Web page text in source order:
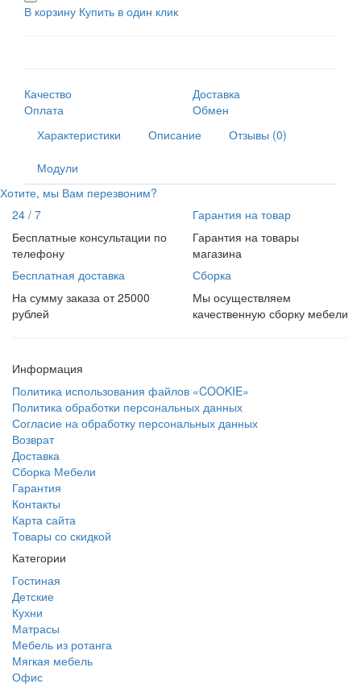
В корзину Купить в один клик
Качество
Доставка
Оплата
Обмен
Характеристики
Описание Отзывы (0)
Модули
Хотите, мы Вам перезвоним?
24 / 7
Бесплатные консультации по
телефону
Гарантия на товар
Гарантия на товары
магазина
Бесплатная доставка
На сумму заказа от 25000
рублей
Сборка
Мы осуществляем
качественную сборку мебели
Информация
Политика использования файлов «COOKIE»
Политика обработки персональных данных
Согласие на обработку персональных данных
Возврат
Доставка
Сборка Мебели
Гарантия
Контакты
Карта сайта
Товары со скидкой
Категории
Гостиная
Детские
Кухни
Матрасы
Мебель из ротанга
Мягкая мебель
Офис